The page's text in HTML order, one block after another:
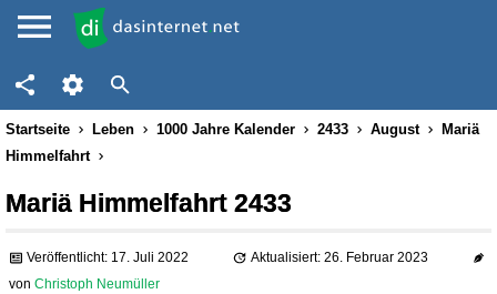
Startseite Leben 1000 Jahre Kalender 2433 August
Mariä
Himmelfahrt
Mariä Himmelfahrt 2433
Veröffentlicht: 17. Juli 2022
Aktualisiert: 26. Februar 2023
von Christoph Neumüller